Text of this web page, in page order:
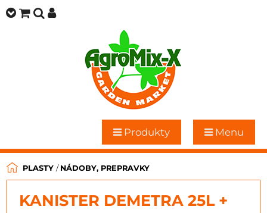
Produkty Menu
PLASTY / NÁDOBY, PREPRAVKY
KANISTER DEMETRA 25L +